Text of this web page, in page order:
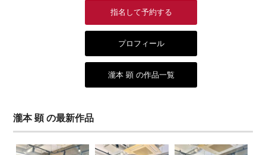
指名して予約する
プロフィール
瀧本 顕 の作品一覧
瀧本 顕 の最新作品